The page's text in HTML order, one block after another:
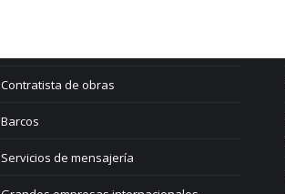
Contratista de obras
Barcos
Servicios de mensajería